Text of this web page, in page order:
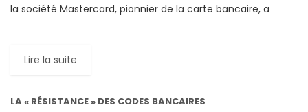
la société Mastercard, pionnier de la carte bancaire, a
Lire la suite
LA « RÉSISTANCE » DES CODES BANCAIRES